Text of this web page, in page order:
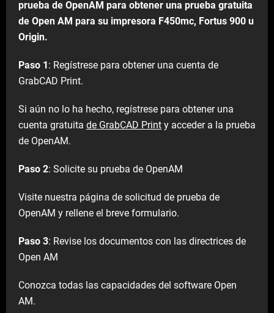
prueba de OpenAM para obtener una prueba gratuita
de Open AM para su impresora F450mc, Fortus 900 u
Origin.
Paso 1 : Regístrese para obtener una cuenta de
GrabCAD Print.
Si aún no lo ha hecho, regístrese para obtener una
cuenta gratuita de GrabCAD Print y acceder a la prueba
de OpenAM.
Paso 2: Solicite su prueba de OpenAM
Visite nuestra página de solicitud de prueba de
OpenAM y rellene el breve formulario.
Paso 3: Revise los documentos con las directrices de
Open AM
Conozca todas las capacidades del software Open
AM.